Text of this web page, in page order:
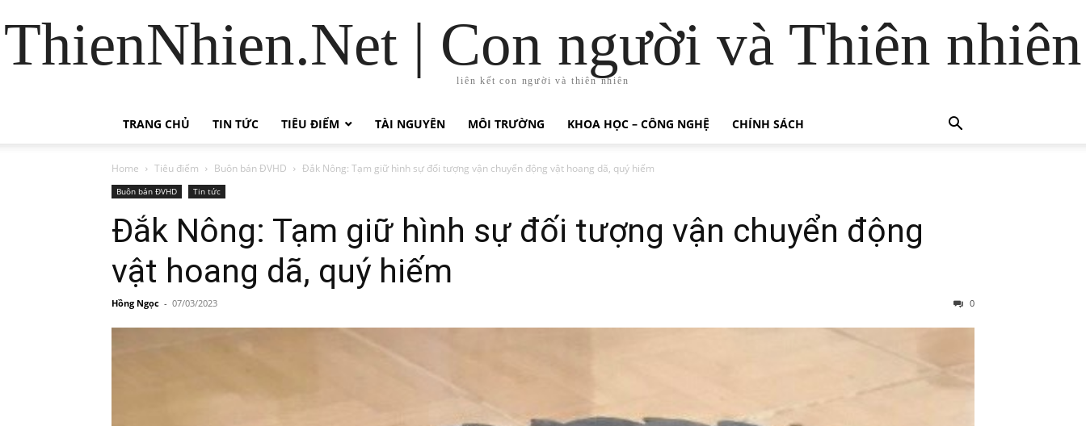
ThienNhien.Net | Con người và Thiên nhiên
liên kết con người và thiên nhiên
TRANG CHỦ TIN TỨC TIÊU ĐIỂM TÀI NGUYÊN MÔI TRƯỜNG KHOA HỌC – CÔNG NGHỆ CHÍNH SÁCH
Home Tiêu điểm Buôn bán ĐVHD Đắk Nông: Tạm giữ hình sự đối tượng vận chuyển động vật hoang dã, quý hiếm
Buôn bán ĐVHD Tin tức
Đắk Nông: Tạm giữ hình sự đối tượng vận chuyển động
vật hoang dã, quý hiếm
Hồng Ngọc - 07/03/2023 0